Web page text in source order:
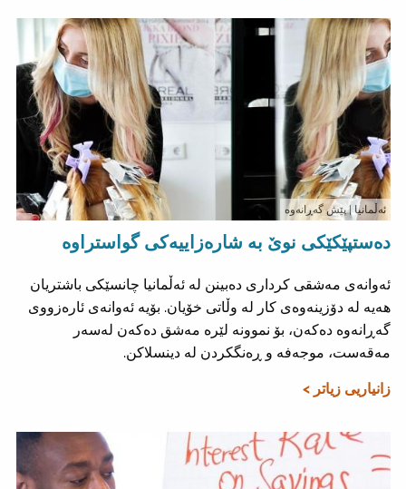
ئەڵمانیا | پێش گەڕانەوە
دەستپێکێکی نوێ بە شارەزاییەکی گواستراوە
ئەوانەی مەشقی کرداری دەبینن لە ئەڵمانیا چانسێکی باشتریان
هەیە لە دۆزینەوەی کار لە وڵاتی خۆیان. بۆیە ئەوانەی ئارەزووی
گەڕانەوە دەکەن، بۆ نموونە لێرە مەشق دەکەن لەسەر
مەقەست، موجەفە و ڕەنگکردن لە دینسلاکن.
زانیاریی زیاتر >